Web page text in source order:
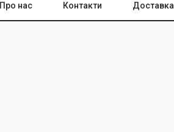
Про нас Контакти Доставка